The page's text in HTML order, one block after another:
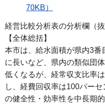
70KB）
経営比較分析表の分析欄（抜
【全体総括】
本市は、給水面積が県内3番
に長いなど、県内の類似団
低くなるが、経常収支比率
し、経費回収率は100パー
の健全性・効率性を中長期